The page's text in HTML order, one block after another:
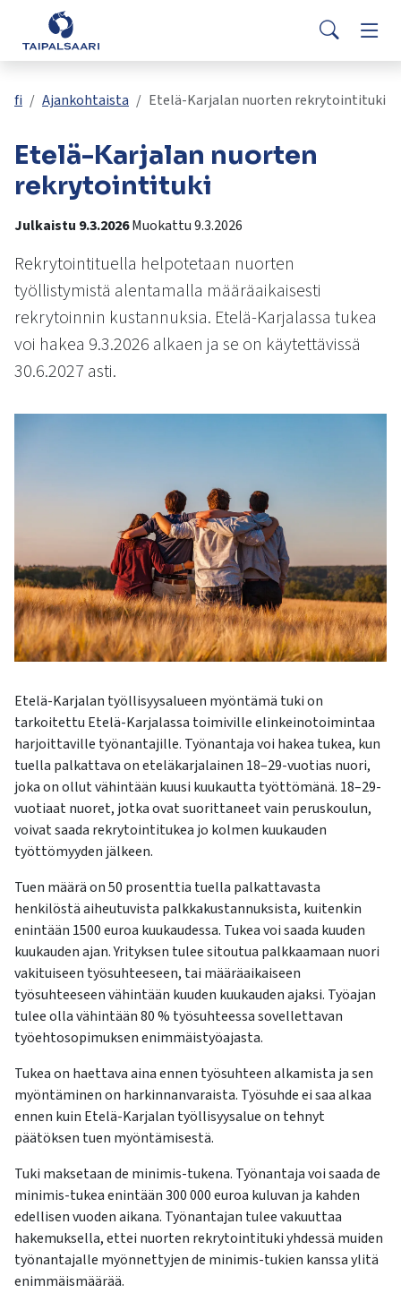
Siirry pääsisältöön
Palaute
Yhteystiedot
Valitse
oleva
ylös-
alasnuolilla.
valittuun
hakutulokseen
painamalla
enteriä.
Kosketuslaitteiden
käyttäjät
voivat
Asuminen ja rakentaminen
Opetus ja kasvatus
Hyvinvointi ja terveys
Kunta ja päätöksenteko
Työ ja yrittäminen
fi Ajankohtaista Etelä-Karjalan nuorten rekrytointituki
Etelä-Karjalan nuorten
rekrytointituki
Julkaistu 9.3.2026Muokattu 9.3.2026
Rekrytointituella helpotetaan nuorten
työllistymistä alentamalla määräaikaisesti
rekrytoinnin kustannuksia. Etelä-Karjalassa tukea
voi hakea 9.3.2026 alkaen ja se on käytettävissä
30.6.2027 asti.
Etelä-Karjalan työllisyysalueen myöntämä tuki on
tarkoitettu Etelä-Karjalassa toimiville elinkeinotoimintaa
harjoittaville työnantajille. Työnantaja voi hakea tukea, kun
tuella palkattava on eteläkarjalainen 18–29-vuotias nuori,
joka on ollut vähintään kuusi kuukautta työttömänä. 18–29-
vuotiaat nuoret, jotka ovat suorittaneet vain peruskoulun,
voivat saada rekrytointitukea jo kolmen kuukauden
työttömyyden jälkeen.
Tuen määrä on 50 prosenttia tuella palkattavasta
henkilöstä aiheutuvista palkkakustannuksista, kuitenkin
enintään 1500 euroa kuukaudessa. Tukea voi saada kuuden
kuukauden ajan. Yrityksen tulee sitoutua palkkaamaan nuori
vakituiseen työsuhteeseen, tai määräaikaiseen
työsuhteeseen vähintään kuuden kuukauden ajaksi. Työajan
tulee olla vähintään 80 % työsuhteessa sovellettavan
työehtosopimuksen enimmäistyöajasta.
Tukea on haettava aina ennen työsuhteen alkamista ja sen
myöntäminen on harkinnanvaraista. Työsuhde ei saa alkaa
ennen kuin Etelä-Karjalan työllisyysalue on tehnyt
päätöksen tuen myöntämisestä.
Tuki maksetaan de minimis-tukena. Työnantaja voi saada de
minimis-tukea enintään 300 000 euroa kuluvan ja kahden
edellisen vuoden aikana. Työnantajan tulee vakuuttaa
hakemuksella, ettei nuorten rekrytointituki yhdessä muiden
työnantajalle myönnettyjen de minimis-tukien kanssa ylitä
enimmäismäärää.